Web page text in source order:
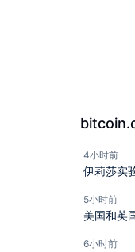
4小时前
伊莉莎实
5小时前
美国和英
6小时前